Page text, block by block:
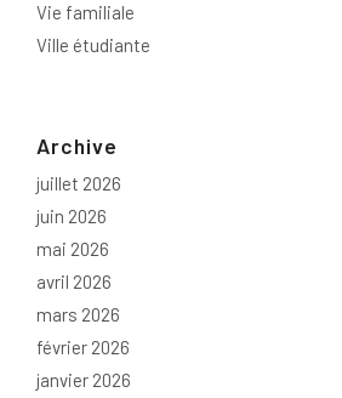
Vie familiale
Ville étudiante
Archive
juillet 2026
juin 2026
mai 2026
avril 2026
mars 2026
février 2026
janvier 2026